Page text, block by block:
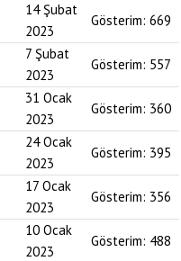
14 Şubat
2023
Gösterim: 669
7 Şubat
2023
Gösterim: 557
31 Ocak
2023
Gösterim: 360
24 Ocak
2023
Gösterim: 395
17 Ocak
2023
Gösterim: 356
10 Ocak
2023
Gösterim: 488